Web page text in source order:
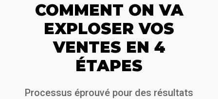
COMMENT ON VA
EXPLOSER VOS
VENTES EN 4
ÉTAPES
Processus éprouvé pour des résultats